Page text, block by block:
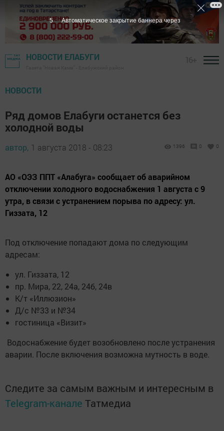
НОВОСТИ ЕЛАБУГИ
НОВОСТИ
Ряд домов Елабуги останется без
холодной воды
автор, 1 августа 2018 - 08:23 1396 0 0
АО «ОЭЗ ППТ «Алабуга» сообщает об аварийном
отключении холодного водоснабжения 1 августа с 9
утра, в связи с устранением порыва по адресу: ул.
Гиззата, 12
Под отключение попадают дома по следующим
адресам:
ул. Гиззата, 12
пр. Мира, 22, 24а, 24б, 24в
К/т «Иллюзион»
Д/с №33 и №34
гостиница «Визит»
Водоснабжение будет возобновлено после устранения
аварии. После включения возможна мутность в воде.
Следите за самым важным и интересным в
Telegram-канале Татмедиа
3 Автоматическое закрытие баннера через